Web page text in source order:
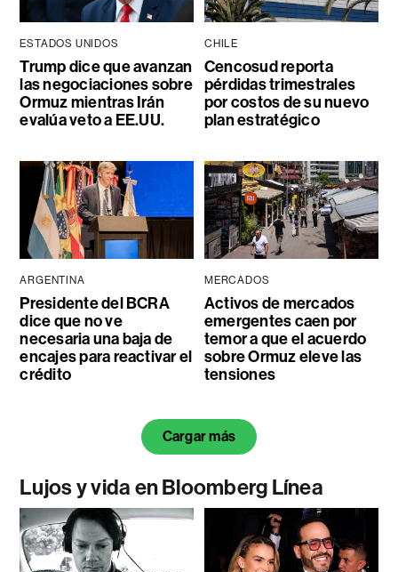
ESTADOS UNIDOS
Trump dice que avanzan
las negociaciones sobre
Ormuz mientras Irán
evalúa veto a EE.UU.
CHILE
Cencosud reporta
pérdidas trimestrales
por costos de su nuevo
plan estratégico
ARGENTINA
Presidente del BCRA
dice que no ve
necesaria una baja de
encajes para reactivar el
crédito
MERCADOS
Activos de mercados
emergentes caen por
temor a que el acuerdo
sobre Ormuz eleve las
tensiones
Cargar más
Lujos y vida en Bloomberg Línea